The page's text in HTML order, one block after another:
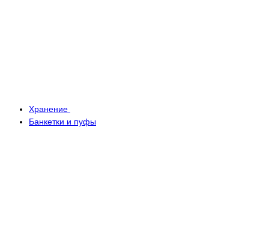
Хранение
Банкетки и пуфы